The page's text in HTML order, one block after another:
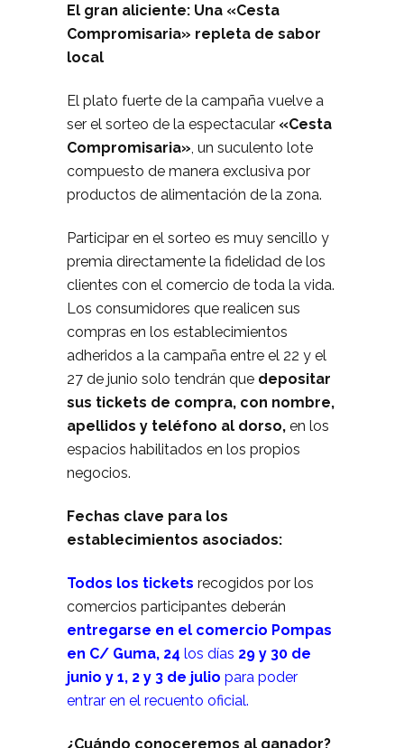
El gran aliciente: Una «Cesta
Compromisaria» repleta de sabor
local
El plato fuerte de la campaña vuelve a
ser el sorteo de la espectacular «Cesta
Compromisaria» , un suculento lote
compuesto de manera exclusiva por
productos de alimentación de la zona.
Participar en el sorteo es muy sencillo y
premia directamente la fidelidad de los
clientes con el comercio de toda la vida.
Los consumidores que realicen sus
compras en los establecimientos
adheridos a la campaña entre el 22 y el
27 de junio solo tendrán que depositar
sus tickets de compra, con nombre,
apellidos y teléfono al dorso, en los
espacios habilitados en los propios
negocios.
Fechas clave para los
establecimientos asociados:
Todos los tickets recogidos por los
comercios participantes deberán
entregarse en el comercio Pompas
en C/ Guma, 24 los días 29 y 30 de
junio y 1, 2 y 3 de julio para poder
entrar en el recuento oficial.
¿Cuándo conoceremos al ganador?